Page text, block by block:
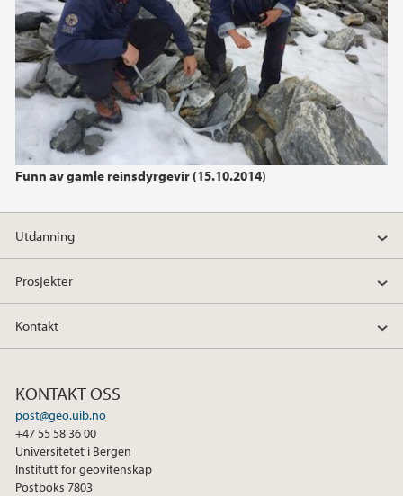
Funn av gamle reinsdyrgevir (15.10.2014)
Utdanning
Prosjekter
Kontakt
KONTAKT OSS
post@geo.uib.no
+47 55 58 36 00
Universitetet i Bergen
Institutt for geovitenskap
Postboks 7803